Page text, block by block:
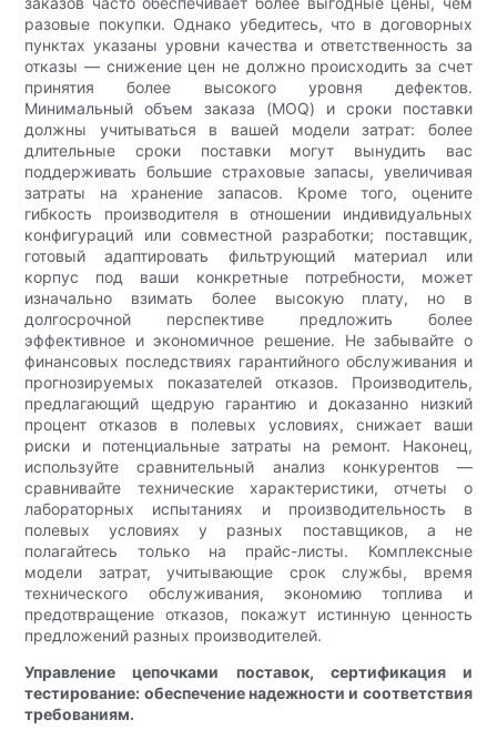
разовые покупки. Однако убедитесь, что в договорных
пунктах указаны уровни качества и ответственность за
отказы — снижение цен не должно происходить за счет
принятия более высокого уровня дефектов.
Минимальный объем заказа (MOQ) и сроки поставки
должны учитываться в вашей модели затрат: более
длительные сроки поставки могут вынудить вас
поддерживать большие страховые запасы, увеличивая
затраты на хранение запасов. Кроме того, оцените
гибкость производителя в отношении индивидуальных
конфигураций или совместной разработки; поставщик,
готовый адаптировать фильтрующий материал или
корпус под ваши конкретные потребности, может
изначально взимать более высокую плату, но в
долгосрочной перспективе предложить более
эффективное и экономичное решение. Не забывайте о
финансовых последствиях гарантийного обслуживания и
прогнозируемых показателей отказов. Производитель,
предлагающий щедрую гарантию и доказанно низкий
процент отказов в полевых условиях, снижает ваши
риски и потенциальные затраты на ремонт. Наконец,
используйте сравнительный анализ конкурентов —
сравнивайте технические характеристики, отчеты о
лабораторных испытаниях и производительность в
полевых условиях у разных поставщиков, а не
полагайтесь только на прайс-листы. Комплексные
модели затрат, учитывающие срок службы, время
технического обслуживания, экономию топлива и
предотвращение отказов, покажут истинную ценность
предложений разных производителей.
Управление цепочками поставок, сертификация и
тестирование: обеспечение надежности и соответствия
требованиям.